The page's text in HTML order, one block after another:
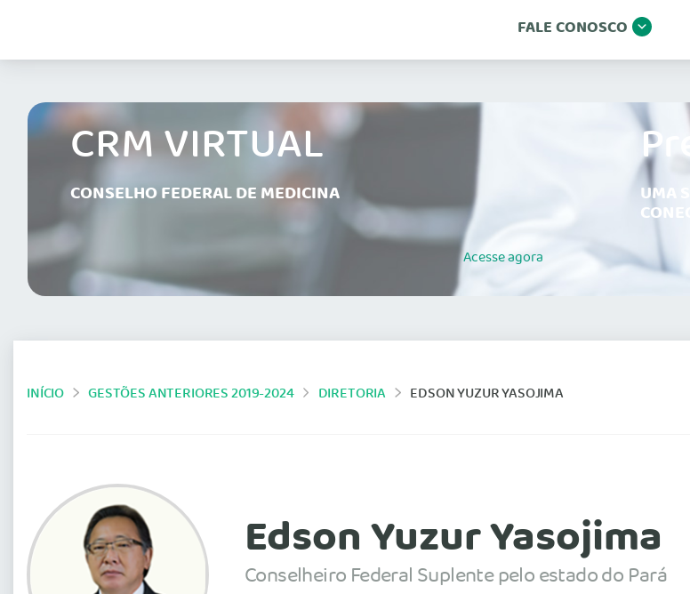
FALE CONOSCO
CRM VIRTUAL
CONSELHO FEDERAL DE MEDICINA
Acesseagora
UMA
INÍCIO GESTÕES ANTERIORES 2019-2024 DIRETORIA EDSON YUZUR YASOJIMA
Edson Yuzur Yasojima
Conselheiro Federal Suplente pelo estado do Pará